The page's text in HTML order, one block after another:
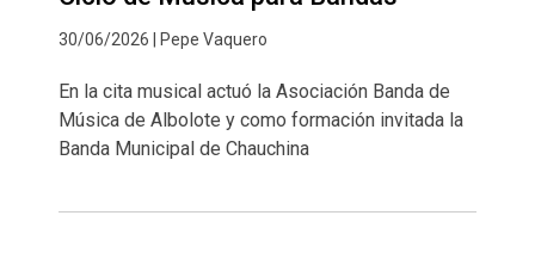
30/06/2026 | Pepe Vaquero
En la cita musical actuó la Asociación Banda de
Música de Albolote y como formación invitada la
Banda Municipal de Chauchina